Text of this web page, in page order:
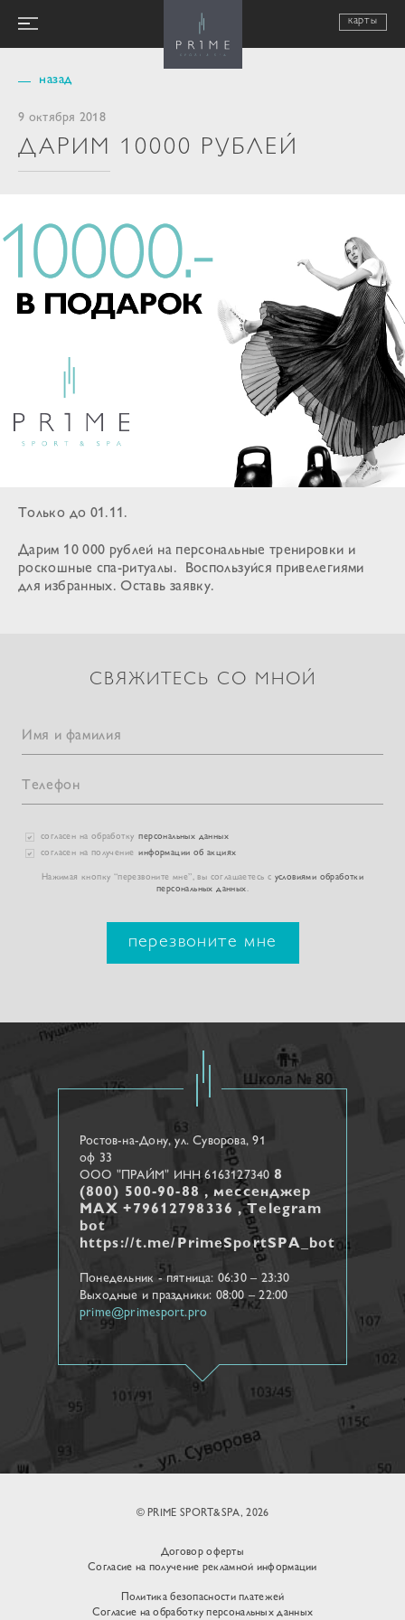
карты
назад
9 октября 2018
ДАРИМ 10000 РУБЛЕЙ
Только до 01.11.
Дарим 10 000 рублей на персональные тренировки и
роскошные спа-ритуалы. Воспользуйся привелегиями
для избранных. Оставь заявку.
СВЯЖИТЕСЬ СО МНОЙ
согласен на обработку
персональных данных
согласен на получение
информации об акциях
Нажимая кнопку “перезвоните мне”, вы соглашаетесь с условиями обработки
персональных данных.
перезвоните мне
Ростов-на-Дону, ул. Cуворова, 91
оф 33
ООО "ПРАЙМ" ИНН 6163127340 8
(800) 500-90-88 , мессенджер
МАХ +79612798336 , Telegram
bot
https://t.me/PrimeSportSPA_bot
Понедельник - пятница: 06:30 – 23:30
Выходные и праздники: 08:00 – 22:00
prime@primesport.pro
© PRIME SPORT&SPA, 2026
Договор оферты
Согласие на получение рекламной информации
Политика безопасности платежей
Согласие на обработку персональных данных